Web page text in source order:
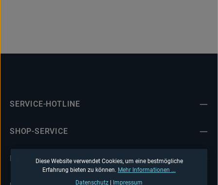
SERVICE-HOTLINE
SHOP-SERVICE
INFORMATIONEN
Diese Website verwendet Cookies, um eine bestmögliche
Erfahrung bieten zu können. Mehr Informationen ...
Datenschutz | Impressum